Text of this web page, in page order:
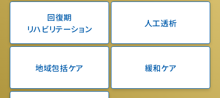
回復期
リハビリテーション
人工透析
地域包括ケア 緩和ケア